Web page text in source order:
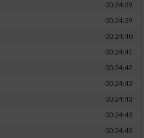
00:24:39
00:24:39
00:24:40
00:24:41
00:24:42
00:24:43
00:24:43
00:24:43
00:24:45